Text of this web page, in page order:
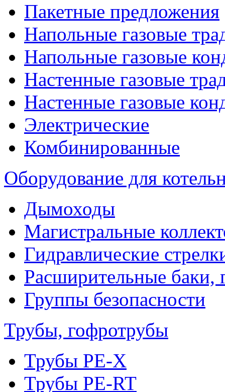
Пакетные предложения
Напольные газовые
Напольные газовые
Настенные газовые
Настенные газовые
Электрические
Комбинированные
Оборудование для
Дымоходы
Магистральные
Гидравлические
Расширительные баки,
Группы безопасности
Трубы, гофротрубы
Трубы PE-X
Трубы PE-RT